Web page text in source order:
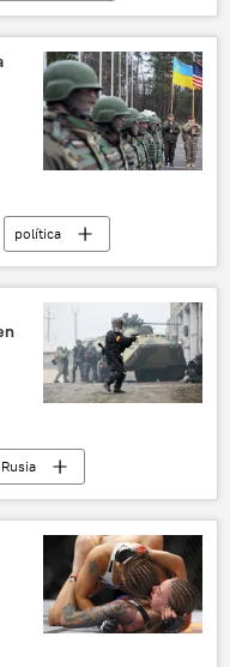
política
Rusia